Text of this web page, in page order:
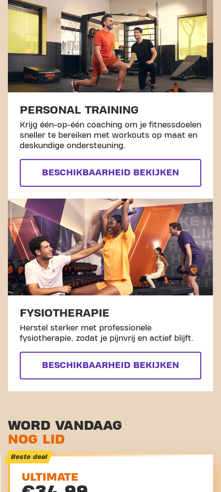
PERSONAL TRAINING
Krijg één-op-één coaching om je fitnessdoelen
sneller te bereiken met workouts op maat en
deskundige ondersteuning.
BESCHIKBAARHEID BEKIJKEN
FYSIOTHERAPIE
Herstel sterker met professionele
fysiotherapie, zodat je pijnvrij en actief blijft.
BESCHIKBAARHEID BEKIJKEN
WORD VANDAAG
NOG LID
Beste deal
ULTIMATE